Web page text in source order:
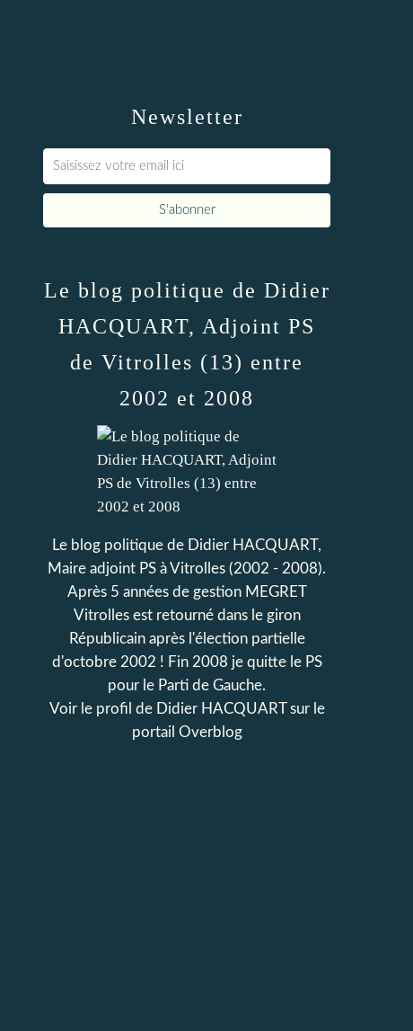
Newsletter
Le blog politique de Didier
HACQUART, Adjoint PS
de Vitrolles (13) entre
2002 et 2008
Le blog politique de Didier HACQUART,
Maire adjoint PS à Vitrolles (2002 - 2008).
Après 5 années de gestion MEGRET
Vitrolles est retourné dans le giron
Républicain après l'élection partielle
d'octobre 2002 ! Fin 2008 je quitte le PS
pour le Parti de Gauche.
Voir le profil de Didier HACQUARTsur le
portail Overblog